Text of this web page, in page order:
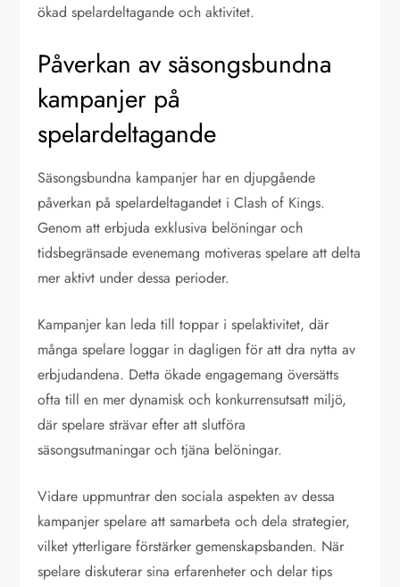
ökad spelardeltagande och aktivitet.
Påverkan av säsongsbundna
kampanjer på
spelardeltagande
Säsongsbundna kampanjer har en djupgående
påverkan på spelardeltagandet i Clash of Kings.
Genom att erbjuda exklusiva belöningar och
tidsbegränsade evenemang motiveras spelare att delta
mer aktivt under dessa perioder.
Kampanjer kan leda till toppar i spelaktivitet, där
många spelare loggar in dagligen för att dra nytta av
erbjudandena. Detta ökade engagemang översätts
ofta till en mer dynamisk och konkurrensutsatt miljö,
där spelare strävar efter att slutföra
säsongsutmaningar och tjäna belöningar.
Vidare uppmuntrar den sociala aspekten av dessa
kampanjer spelare att samarbeta och dela strategier,
vilket ytterligare förstärker gemenskapsbanden. När
spelare diskuterar sina erfarenheter och delar tips